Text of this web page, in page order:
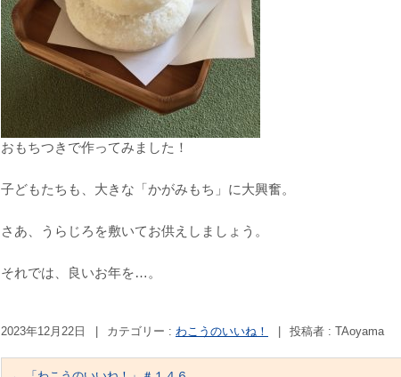
おもちつきで作ってみました！
子どもたちも、大きな「かがみもち」に大興奮。
さあ、うらじろを敷いてお供えしましょう。
それでは、良いお年を…。
2023年12月22日 カテゴリー : わこうのいいね！ 投稿者 : TAoyama